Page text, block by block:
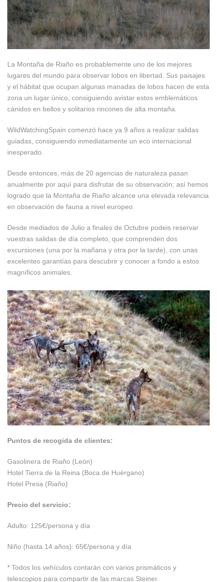
La Montaña de Riaño es probablemente uno de los mejores
lugares del mundo para observar lobos en libertad. Sus paisajes
y el hábitat que ocupan algunas manadas de lobos hacen de esta
zona un lugar único, consiguiendo avistar estos emblemáticos
cánidos en bellos y solitarios rincones de alta montaña.
WildWatchingSpain comenzó hace ya 9 años a realizar salidas
guiadas, consiguiendo inmediatamente un eco internacional
inesperado.
Desde entonces, más de 20 agencias de naturaleza pasan
anualmente por aquí para disfrutar de su observación; así hemos
logrado que la Montaña de Riaño alcance una elevada relevancia
en observación de fauna a nivel europeo.
Desde mediados de Julio a finales de Octubre podeis reservar
vuestras salidas de día completo, que comprenden dos
excursiones (una por la mañana y otra por la tarde), con unas
excelentes garantías para descubrir y conocer a fondo a estos
magníficos animales.
Puntos de recogida de clientes:
Gasolinera de Riaño (León)
Hotel Tierra de la Reina (Boca de Huérgano)
Hotel Presa (Riaño)
Precio del servicio:
Adulto: 125€/persona y día
Niño (hasta 14 años): 65€/persona y día
* Todos los vehículos contarán con varios prismáticos y
telescopios para compartir de las marcas Steiner.